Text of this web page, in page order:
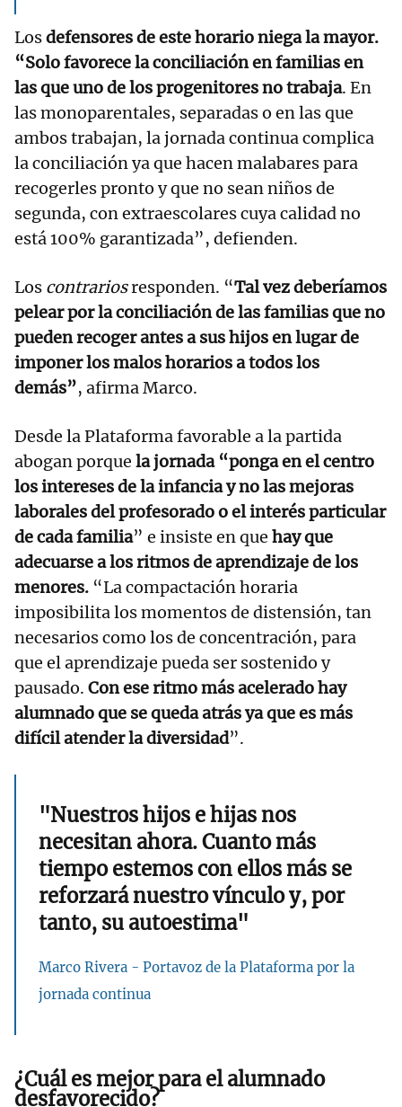
Losdefensores de este horario niega la mayor.
“Solo favorece la conciliación en familias en
las que uno de los progenitores no trabaja. En
las monoparentales, separadas o en las que
ambos trabajan, la jornada continua complica
la conciliación ya que hacen malabares para
recogerles pronto y que no sean niños de
segunda, con extraescolares cuya calidad no
está 100% garantizada”, defienden.
Los contrariosresponden. “Tal vez deberíamos
pelear por la conciliación de las familias que no
pueden recoger antes a sus hijos en lugar de
imponer los malos horarios a todos los
demás”, afirma Marco.
Desde la Plataforma favorable a la partida
abogan porque la jornada “ponga en el centro
los intereses de la infancia y no las mejoras
laborales del profesorado o el interés particular
de cada familia” e insiste en que hay que
adecuarse a los ritmos de aprendizaje de los
menores. “La compactación horaria
imposibilita los momentos de distensión, tan
necesarios como los de concentración, para
que el aprendizaje pueda ser sostenido y
pausado. Con ese ritmo más acelerado hay
alumnado que se queda atrás ya que es más
difícil atender la diversidad”.
"Nuestros hijos e hijas nos
necesitan ahora. Cuanto más
tiempo estemos con ellos más se
reforzará nuestro vínculo y, por
tanto, su autoestima"
Marco Rivera - Portavoz de la Plataforma por la
jornada continua
¿Cuál es mejor para el alumnado
desfavorecido?